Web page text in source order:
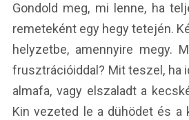
Gondold meg, mi lenne, ha
remeteként egy hegy tetején.
helyzetbe, amennyire megy.
frusztrációiddal? Mit teszel, ha
almafa, vagy elszaladt a
Kin vezeted le a dühödet és a